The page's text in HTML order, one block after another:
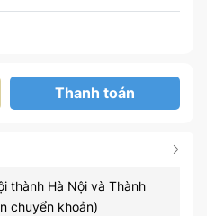
Thanh toán
thành Hà Nội và Thành
chuyển khoản)